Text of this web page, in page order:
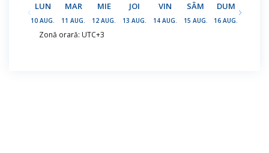
LUN
10 AUG.
MAR
11 AUG.
MIE
12 AUG.
JOI
13 AUG.
VIN
14 AUG.
SÂM
15 AUG.
DUM
16 AUG.
Zonă orară: UTC+3